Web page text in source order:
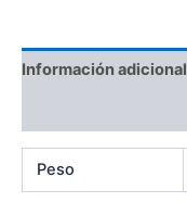
Información adicional
Peso